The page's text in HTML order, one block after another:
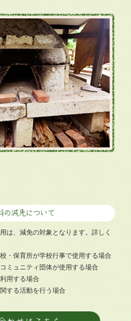
の減免について
は、減免の対象となります。詳しく
・保育所が学校行事で使用する場合
ミュニティ団体が使用する場合
用する場合
する活動を行う場合